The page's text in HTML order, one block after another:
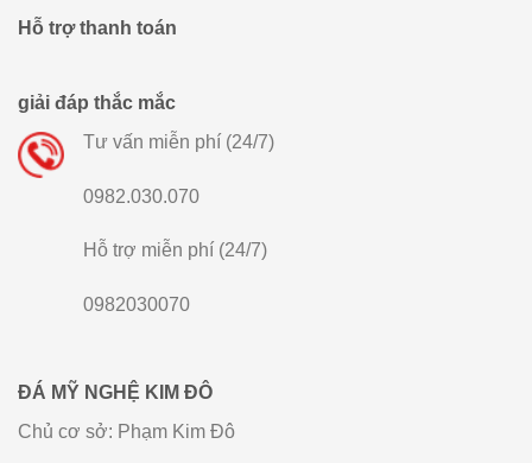
Hỗ trợ thanh toán
giải đáp thắc mắc
Tư vấn miễn phí (24/7)
0982.030.070
Hỗ trợ miễn phí (24/7)
0982030070
ĐÁ MỸ NGHỆ KIM ĐÔ
Chủ cơ sở: Phạm Kim Đô